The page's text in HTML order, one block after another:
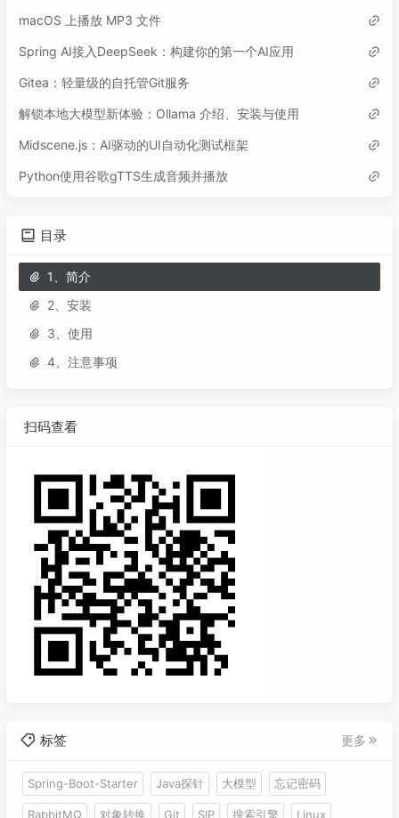
macOS 上播放 MP3 文件
Spring AI接入DeepSeek：构建你的第一个AI应用
Gitea：轻量级的自托管Git服务
解锁本地大模型新体验：Ollama 介绍、安装与使用
Midscene.js：AI驱动的UI自动化测试框架
Python使用谷歌gTTS生成音频并播放
目录
1、简介
2、安装
3、使用
4、注意事项
扫码查看
标签 更多
Spring-Boot-Starter Java探针 大模型 忘记密码
RabbitMQ 对象转换 Git SIP 搜索引擎 Linux